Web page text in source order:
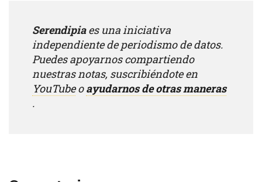
Serendipiaes una iniciativa
independiente de periodismo de datos.
Puedes apoyarnos compartiendo
nuestras notas, suscribiéndote en
YouTubeoayudarnos de otras maneras
.